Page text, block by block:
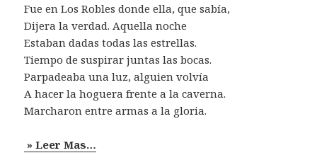
Fue en Los Robles donde ella, que sabía,
Dijera la verdad. Aquella noche
Estaban dadas todas las estrellas.
Tiempo de suspirar juntas las bocas.
Parpadeaba una luz, alguien volvía
A hacer la hoguera frente a la caverna.
Marcharon entre armas a la gloria.
» Leer Mas…